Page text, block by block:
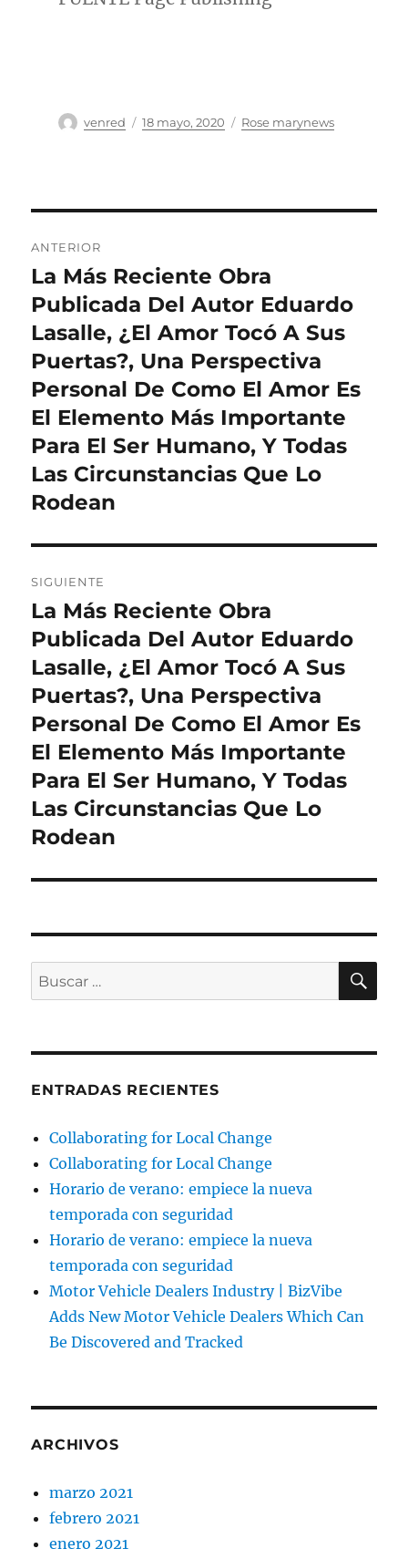
Autor
venred
Publicado
18 mayo, 2020 Categorías
Rose marynews
de
entradas
ANTERIOR
Entrada
anterior:
La Más Reciente Obra
Publicada Del Autor Eduardo
Lasalle, ¿El Amor Tocó A Sus
Puertas?, Una Perspectiva
Personal De Como El Amor Es
El Elemento Más Importante
Para El Ser Humano, Y Todas
Las Circunstancias Que Lo
Rodean
SIGUIENTE
Entrada
siguiente:
La Más Reciente Obra
Publicada Del Autor Eduardo
Lasalle, ¿El Amor Tocó A Sus
Puertas?, Una Perspectiva
Personal De Como El Amor Es
El Elemento Más Importante
Para El Ser Humano, Y Todas
Las Circunstancias Que Lo
Rodean
Buscar
por:
ENTRADAS RECIENTES
Collaborating for Local Change
Collaborating for Local Change
Horario de verano: empiece la nueva
temporada con seguridad
Horario de verano: empiece la nueva
temporada con seguridad
Motor Vehicle Dealers Industry | BizVibe
Adds New Motor Vehicle Dealers Which Can
Be Discovered and Tracked
ARCHIVOS
marzo 2021
febrero 2021
enero 2021